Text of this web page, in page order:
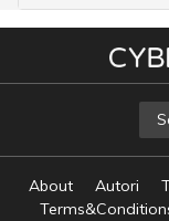
About Autori